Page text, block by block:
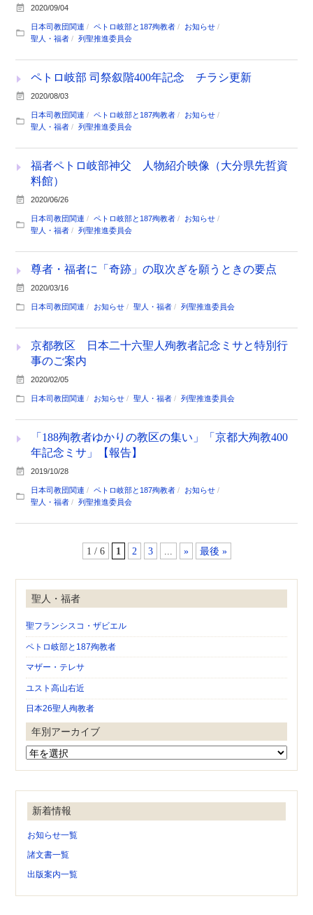
2020/09/04
日本司教団関連 ペトロ岐部と187殉教者
お知らせ
聖人・福者
列聖推進委員会
ペトロ岐部 司祭叙階400年記念 チラシ更新
2020/08/03
日本司教団関連 ペトロ岐部と187殉教者
お知らせ
聖人・福者
列聖推進委員会
福者ペトロ岐部神父 人物紹介映像（大分県先哲資
料館）
2020/06/26
日本司教団関連 ペトロ岐部と187殉教者
お知らせ
聖人・福者
列聖推進委員会
尊者・福者に「奇跡」の取次ぎを願うときの要点
2020/03/16
日本司教団関連 お知らせ 聖人・福者 列聖推進委員会
京都教区 日本二十六聖人殉教者記念ミサと特別行
事のご案内
2020/02/05
日本司教団関連 お知らせ 聖人・福者 列聖推進委員会
「188殉教者ゆかりの教区の集い」「京都大殉教400
年記念ミサ」【報告】
2019/10/28
日本司教団関連 ペトロ岐部と187殉教者
お知らせ
聖人・福者
列聖推進委員会
1 / 6 1 2 3 » 最後 »
聖人・福者
聖フランシスコ・ザビエル
ペトロ岐部と187殉教者
マザー・テレサ
ユスト高山右近
日本26聖人殉教者
年別アーカイブ
新着情報
お知らせ一覧
諸文書一覧
出版案内一覧